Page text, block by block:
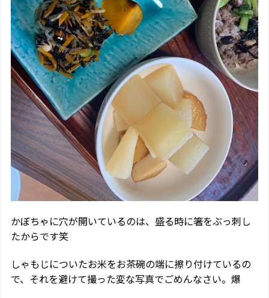
かぼちゃに穴が開いているのは、盛る時に箸をぶっ刺し
たからです笑
しゃもじについたお米をお茶碗の端に擦り付けているの
で、それを避けて撮った変な写真でごめんなさい。爆